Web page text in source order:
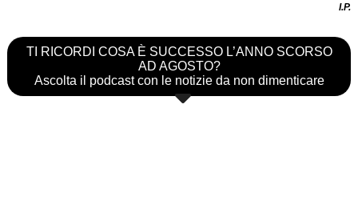
I.P.
TI RICORDI COSA È SUCCESSO L’ANNO SCORSO
AD AGOSTO?
Ascolta il podcast con le notizie da non dimenticare